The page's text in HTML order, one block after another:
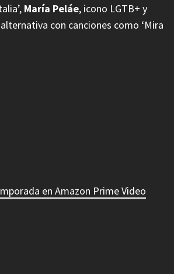
María Peláe, icono LGTB+ y
con canciones como ‘Mira
en Amazon Prime Video